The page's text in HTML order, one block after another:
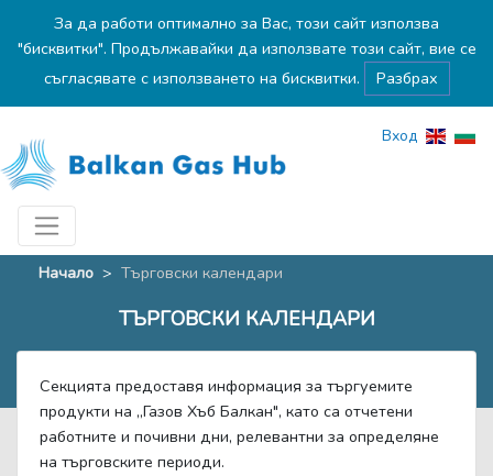
За да работи оптимално за Вас, този сайт използва
"бисквитки". Продължавайки да използвате този сайт, вие се
съгласявате с използването на бисквитки.
Разбрах
Вход
Начало > Търговски календари
ТЪРГОВСКИ КАЛЕНДАРИ
Секцията предоставя информация за търгуемите
продукти на „Газов Хъб Балкан", като са отчетени
работните и почивни дни, релевантни за определяне
на търговските периоди.